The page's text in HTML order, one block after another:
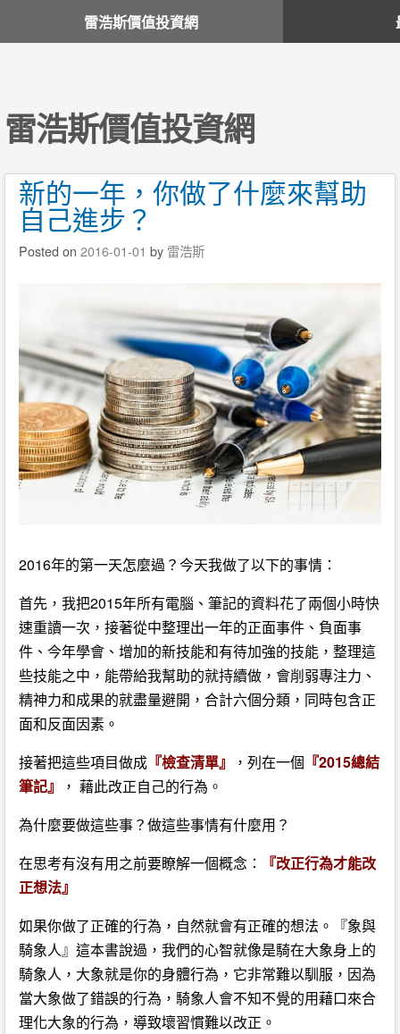
雷浩斯價值投資網
雷浩斯價值投資網
新的一年，你做了什麼來幫助
自己進步？
Posted on 2016-01-01 by 雷浩斯
2016年的第一天怎麼過？今天我做了以下的事情：
首先，我把2015年所有電腦、筆記的資料花了兩個小時快
速重讀一次，接著從中整理出一年的正面事件、負面事
件、今年學會、增加的新技能和有待加強的技能，整理這
些技能之中，能帶給我幫助的就持續做，會削弱專注力、
精神力和成果的就盡量避開，合計六個分類，同時包含正
面和反面因素。
接著把這些項目做成 『檢查清單』 ，列在一個 『2015總結
筆記』
， 藉此改正自己的行為。
為什麼要做這些事？做這些事情有什麼用？
在思考有沒有用之前要瞭解一個概念：
『改正行為才能改
正想法』
如果你做了正確的行為，自然就會有正確的想法。『象與
騎象人』這本書說過，我們的心智就像是騎在大象身上的
騎象人，大象就是你的身體行為，它非常難以馴服，因為
當大象做了錯誤的行為，騎象人會不知不覺的用藉口來合
理化大象的行為，導致壞習慣難以改正。